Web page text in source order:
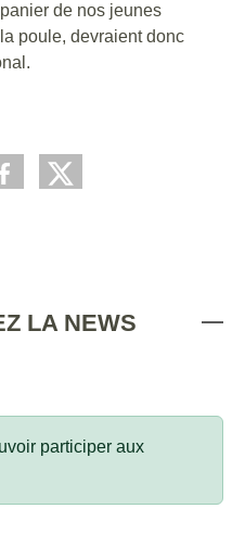
de nos jeunes
poule, devraient donc
LA NEWS
participer aux